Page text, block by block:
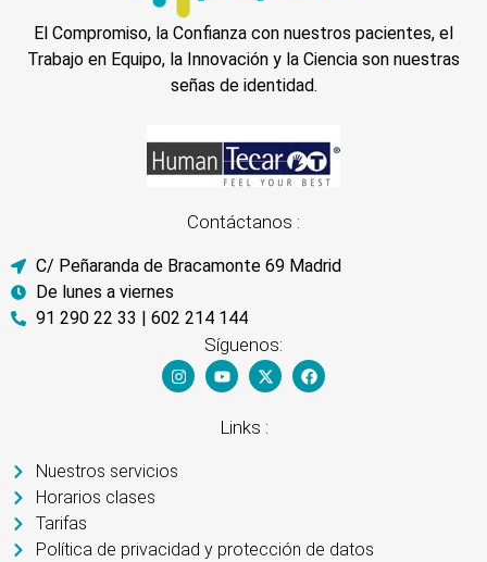
El Compromiso, la Confianza con nuestros pacientes, el
Trabajo en Equipo, la Innovación y la Ciencia son nuestras
señas de identidad.
Contáctanos :
C/ Peñaranda de Bracamonte 69 Madrid
De lunes a viernes
91 290 22 33 | 602 214 144
Síguenos:
Links :
Nuestros servicios
Horarios clases
Tarifas
Política de privacidad y protección de datos